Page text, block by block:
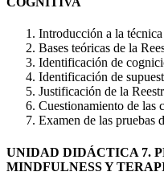
Introducción a la
Bases teóricas de la
Identificación de
Identificación de
Justificación de la
Cuestionamiento de las
Examen de las pruebas
UNIDAD DIDÁCTICA 7.
MINDFULNESS Y